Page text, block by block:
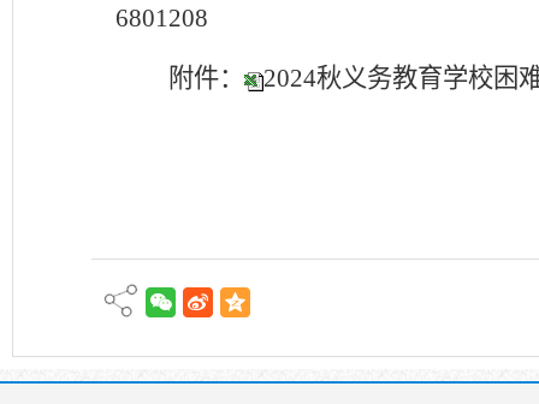
6801208
附件： 2024秋义务教育学校困